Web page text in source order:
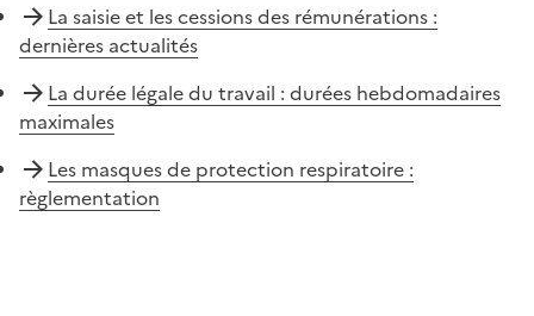
La saisie et les cessions des rémunérations :
dernières actualités
La durée légale du travail : durées hebdomadaires
maximales
Les masques de protection respiratoire :
règlementation